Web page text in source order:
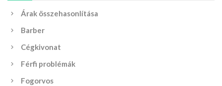
Árak összehasonlítása
Barber
Cégkivonat
Férfi problémák
Fogorvos